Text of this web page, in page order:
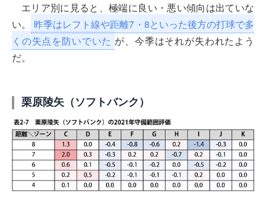
エリア別に見ると、極端に良い・悪い傾向は出ていな
い。
昨季はレフト線や距離7・8といった後方の打球で多
くの失点を防いでいた が、今季はそれが失われたよう
だ。
栗原陵矢（ソフトバンク）